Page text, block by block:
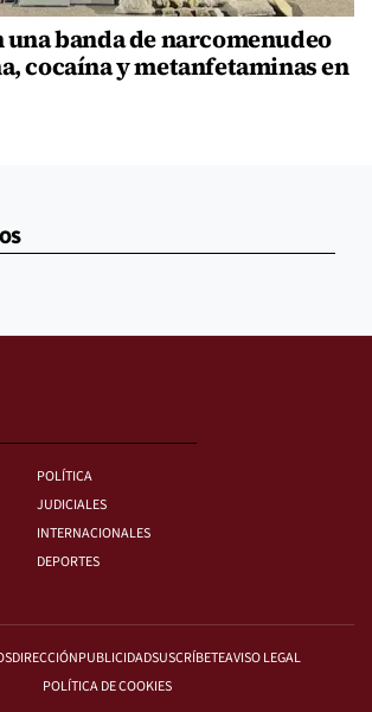
banda de narcomenudeo
cocaína y metanfetaminas en
POLÍTICA
JUDICIALES
INTERNACIONALES
DEPORTES
DIRECCIÓNPUBLICIDADSUSCRÍBETEAVISO LEGAL
POLÍTICA DE COOKIES